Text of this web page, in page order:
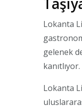
Lokanta
gelenek
kanıtlıyor.
Lokanta